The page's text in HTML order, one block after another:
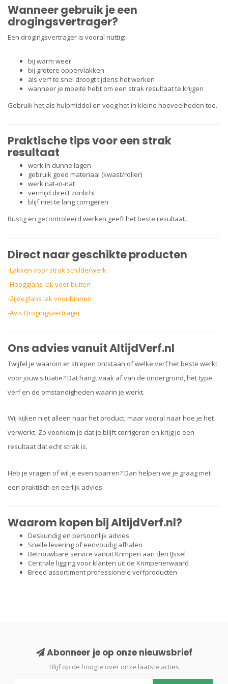
Wanneer gebruik je een
drogingsvertrager?
Een drogingsvertrager is vooral nuttig:
bij warm weer
bij grotere oppervlakken
als verf te snel droogt tijdens het werken
wanneer je moeite hebt om een strak resultaat te krijgen
Gebruik het als hulpmiddel en voeg het in kleine hoeveelheden toe.
Praktische tips voor een strak
resultaat
werk in dunne lagen
gebruik goed materiaal (kwast/roller)
werk nat-in-nat
vermijd direct zonlicht
blijf niet te lang corrigeren
Rustig en gecontroleerd werken geeft het beste resultaat.
Direct naar geschikte producten
-Lakken voor strak schilderwerk
-Hoogglans lak voor buiten
-Zijdeglans lak voor binnen
-Avis Drogingsvertrager
Ons advies vanuit AltijdVerf.nl
Twijfel je waarom er strepen ontstaan of welke verf het beste werkt
voor jouw situatie? Dat hangt vaak af van de ondergrond, het type
verf en de omstandigheden waarin je werkt.
Wij kijken niet alleen naar het product, maar vooral naar hoe je het
verwerkt. Zo voorkom je dat je blijft corrigeren en krijg je een
resultaat dat echt strak is.
Heb je vragen of wil je even sparren? Dan helpen we je graag met
een praktisch en eerlijk advies.
Waarom kopen bij AltijdVerf.nl?
Deskundig en persoonlijk advies
Snelle levering of eenvoudig afhalen
Betrouwbare service vanuit Krimpen aan den IJssel
Centrale ligging voor klanten uit de Krimpenerwaard
Breed assortiment professionele verfproducten
Abonneer je op onze nieuwsbrief
Blijf op de hoogte over onze laatste acties